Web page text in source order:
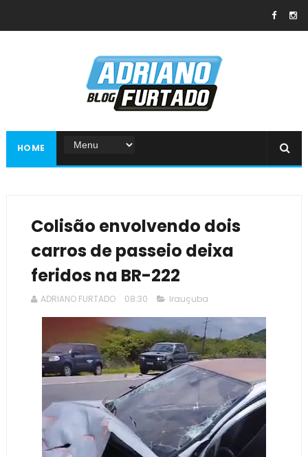
HOME
Colisão envolvendo dois
carros de passeio deixa
feridos na BR-222
ADRIANO FURTADO 08:30 Irauçuba